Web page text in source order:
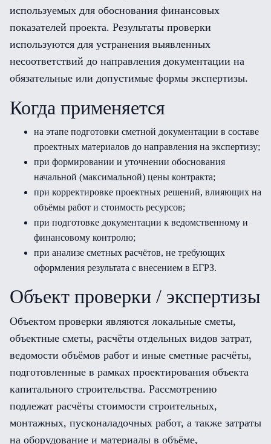
используемых для обоснования финансовых
показателей проекта. Результаты проверки
используются для устранения выявленных
несоответствий до направления документации на
обязательные или допустимые формы экспертизы.
Когда применяется
на этапе подготовки сметной документации в составе
проектных материалов до направления на экспертизу;
при формировании и уточнении обоснования
начальной (максимальной) цены контракта;
при корректировке проектных решений, влияющих на
объёмы работ и стоимость ресурсов;
при подготовке документации к ведомственному и
финансовому контролю;
при анализе сметных расчётов, не требующих
оформления результата с внесением в ЕГРЗ.
Объект проверки / экспертизы
Объектом проверки являются локальные сметы,
объектные сметы, расчёты отдельных видов затрат,
ведомости объёмов работ и иные сметные расчёты,
подготовленные в рамках проектирования объекта
капитального строительства. Рассмотрению
подлежат расчёты стоимости строительных,
монтажных, пусконаладочных работ, а также затраты
на оборудование и материалы в объёме,